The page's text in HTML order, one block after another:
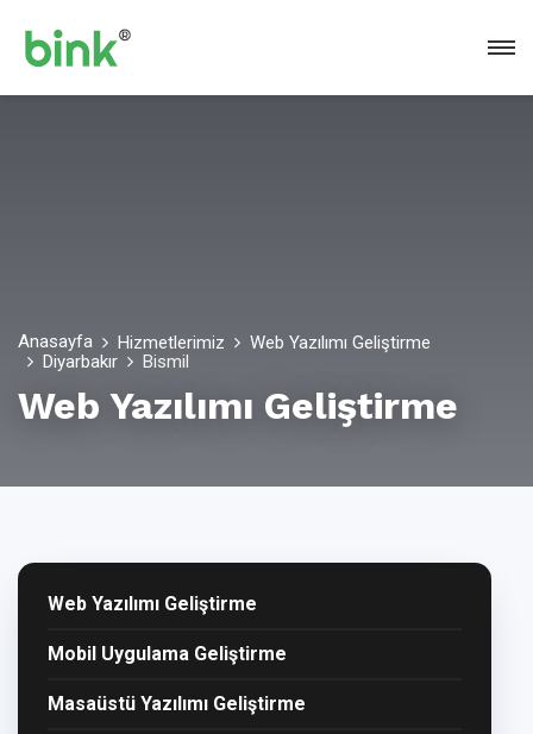
Anasayfa Hizmetlerimiz
Web Yazılımı Geliştirme
Diyarbakır
Bismil
Web Yazılımı Geliştirme
Web Yazılımı Geliştirme
Mobil Uygulama Geliştirme
Masaüstü Yazılımı Geliştirme